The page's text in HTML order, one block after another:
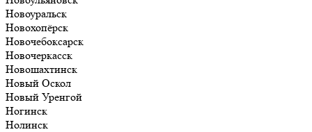
Новоуральск
Новохопёрск
Новочебоксарск
Новочеркасск
Новошахтинск
Новый Оскол
Новый Уренгой
Ногинск
Нолинск